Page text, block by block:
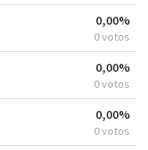
0,00%
0 votos
0,00%
0 votos
0,00%
0 votos